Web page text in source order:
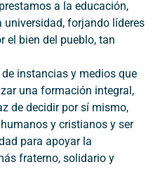
a la educación,
forjando líderes
el bien del pueblo, tan
instancias y medios que
una formación integral,
de decidir por sí mismo,
y cristianos y ser
para apoyar la
fraterno, solidario y